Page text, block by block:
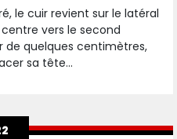
le cuir revient sur le latéral
vers le second
de quelques centimètres,
sa tête...